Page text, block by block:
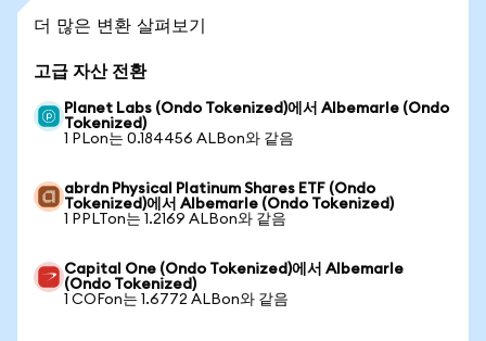
더 많은 변환 살펴보기
고급 자산 전환
Planet Labs (Ondo Tokenized)에서 Albemarle (Ondo
Tokenized)
1 PLon는 0.184456 ALBon와 같음
abrdn Physical Platinum Shares ETF (Ondo
Tokenized)에서 Albemarle (Ondo Tokenized)
1 PPLTon는 1.2169 ALBon와 같음
Capital One (Ondo Tokenized)에서 Albemarle
(Ondo Tokenized)
1 COFon는 1.6772 ALBon와 같음